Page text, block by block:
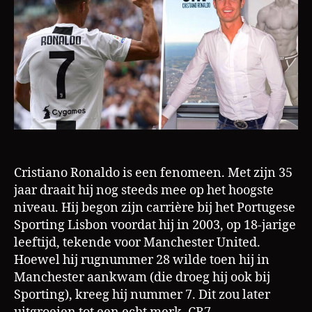
Cristiano Ronaldo is een fenomeen. Met zijn 35
jaar draait hij nog steeds mee op het hoogste
niveau. Hij begon zijn carrière bij het Portugese
Sporting Lisbon voordat hij in 2003, op 18-jarige
leeftijd, tekende voor Manchester United.
Hoewel hij rugnummer 28 wilde toen hij in
Manchester aankwam (die droeg hij ook bij
Sporting), kreeg hij nummer 7. Dit zou later